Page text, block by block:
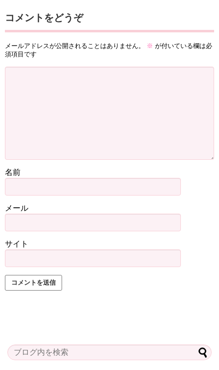
コメントをどうぞ
メールアドレスが公開されることはありません。 ※ が付いている欄は必
須項目です
名前
メール
サイト